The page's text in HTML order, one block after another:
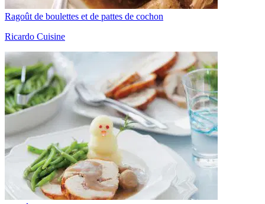
Ragoût de boulettes et de pattes de cochon
Ricardo Cuisine